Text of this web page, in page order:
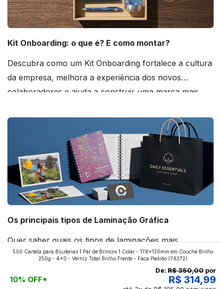
Kit Onboarding: o que é? E como montar?
Descubra como um Kit Onboarding fortalece a cultura
da empresa, melhora a experiência dos novos
colaboradores e ajuda a construir uma marca mais
Os principais tipos de Laminação Gráfica
Quer saber quais os tipos de laminações mais
aplicados nos impressos da gráfica FuturaIM? Então,
continue a leitura que vamos revelar para você!
500 Cartela para Bijuterias 1 Par de Brincos 1 Colar - 178x130mm em Couché Brilho
250g - 4x0 - Verniz Total Brilho Frente - Faca Padrão (78372)
10% OFF*
De: R$ 350,00 por
R$ 314,99